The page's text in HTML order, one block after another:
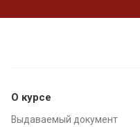
О курсе
Выдаваемый документ